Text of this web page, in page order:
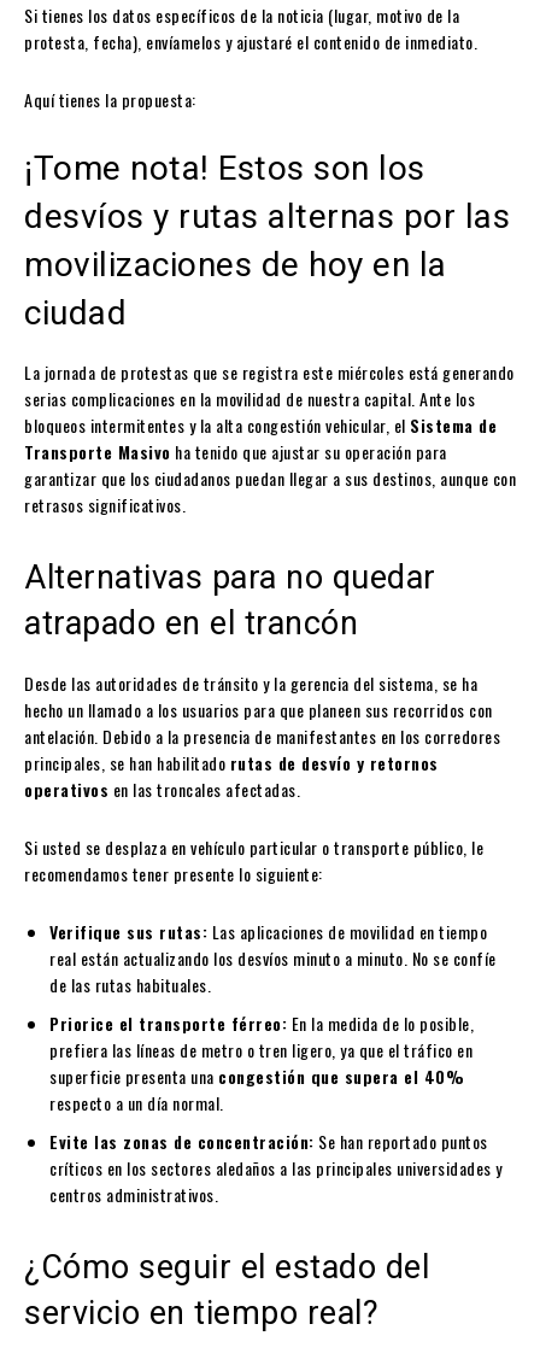
Si tienes los datos específicos de la noticia (lugar, motivo de la
protesta, fecha), envíamelos y ajustaré el contenido de inmediato.
Aquí tienes la propuesta:
¡Tome nota! Estos son los
desvíos y rutas alternas por las
movilizaciones de hoy en la
ciudad
La jornada de protestas que se registra este miércoles está generando
serias complicaciones en la movilidad de nuestra capital. Ante los
bloqueos intermitentes y la alta congestión vehicular, el Sistema de
Transporte Masivo ha tenido que ajustar su operación para
garantizar que los ciudadanos puedan llegar a sus destinos, aunque con
retrasos significativos.
Alternativas para no quedar
atrapado en el trancón
Desde las autoridades de tránsito y la gerencia del sistema, se ha
hecho un llamado a los usuarios para que planeen sus recorridos con
antelación. Debido a la presencia de manifestantes en los corredores
principales, se han habilitado rutas de desvío y retornos
operativos en las troncales afectadas.
Si usted se desplaza en vehículo particular o transporte público, le
recomendamos tener presente lo siguiente:
Verifique sus rutas: Las aplicaciones de movilidad en tiempo
real están actualizando los desvíos minuto a minuto. No se confíe
de las rutas habituales.
Priorice el transporte férreo: En la medida de lo posible,
prefiera las líneas de metro o tren ligero, ya que el tráfico en
superficie presenta una congestión que supera el 40%
respecto a un día normal.
Evite las zonas de concentración: Se han reportado puntos
críticos en los sectores aledaños a las principales universidades y
centros administrativos.
¿Cómo seguir el estado del
servicio en tiempo real?